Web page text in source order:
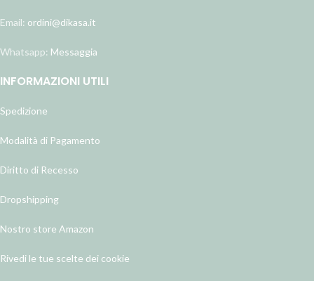
Email: ordini@dikasa.it
Whatsapp: Messaggia
INFORMAZIONI UTILI
Spedizione
Modalità di Pagamento
Diritto di Recesso
Dropshipping
Nostro store Amazon
Rivedi le tue scelte dei cookie